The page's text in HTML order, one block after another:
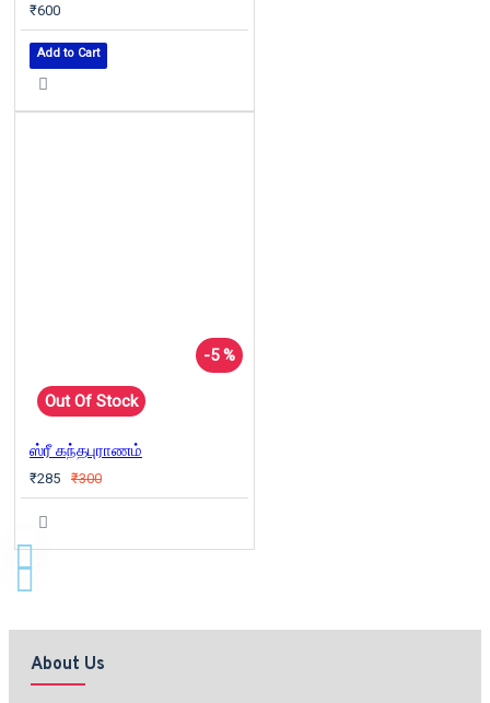
₹600
Add to Cart
-5 %
Out Of Stock
ஸ்ரீ கந்தபுராணம்
₹285 ₹300
About Us